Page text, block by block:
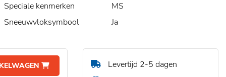
Speciale kenmerken
MS
Sneeuwvloksymbool
Ja
Levertijd 2-5 dagen